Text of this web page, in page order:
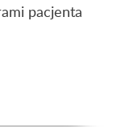
pacjenta